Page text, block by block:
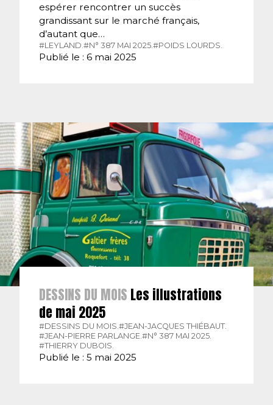
espérer rencontrer un succès
grandissant sur le marché français,
d’autant que…
#LEYLAND. #N° 387 MAI 2025. #POIDS LOURDS.
Publié le : 6 mai 2025
DESSINS DU MOIS Les illustrations
de mai 2025
#DESSINS DU MOIS. #JEAN-JACQUES THIÉBAUT.
#JEAN-PIERRE PARLANGE. #N° 387 MAI 2025.
#THIERRY DUBOIS.
Publié le : 5 mai 2025